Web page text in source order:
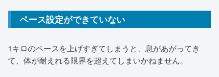
ペース設定ができていない
1キロのペースを上げすぎてしまうと、息があがってき
て、体が耐えれる限界を超えてしまいかねません。